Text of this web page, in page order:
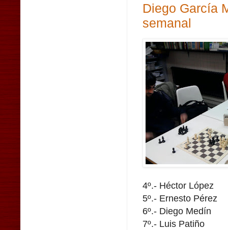
Diego García
semanal
4º.- Héctor López
5º.- Ernesto Pérez
6º.- Diego Medín
7º.- Luis Patiño